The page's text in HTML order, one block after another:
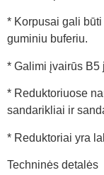
* Korpusai gali
guminiu buferiu.
* Galimi įvairūs B5
* Reduktoriuose
sandarikliai ir
* Reduktoriai yra
Techninės detalės